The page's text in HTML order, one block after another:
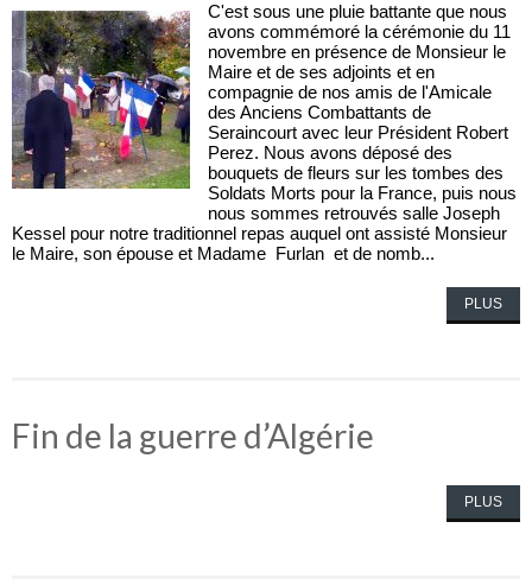
C'est sous une pluie battante que nous
avons commémoré la cérémonie du 11
novembre en présence de Monsieur le
Maire et de ses adjoints et en
compagnie de nos amis de l'Amicale
des Anciens Combattants de
Seraincourt avec leur Président Robert
Perez. Nous avons déposé des
bouquets de fleurs sur les tombes des
Soldats Morts pour la France, puis nous
nous sommes retrouvés salle Joseph
Kessel pour notre traditionnel repas auquel ont assisté Monsieur
le Maire, son épouse et Madame Furlan et de nomb...
PLUS
Fin de la guerre d’Algérie
PLUS